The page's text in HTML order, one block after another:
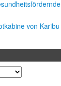
von Karibu